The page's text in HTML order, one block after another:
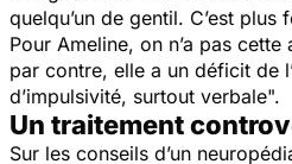
quelqu’un de gentil. C’est
Pour Ameline, on n’a pas
par contre, elle a un déficit de
d’impulsivité, surtout verbale".
Un traitement
Sur les conseils d’un